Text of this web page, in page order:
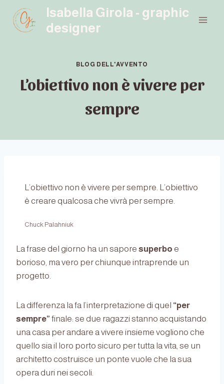
contenuto
Isabella Girola - graphic
designer
BLOG DELL'AVVENTO
L’obiettivo non è vivere per
sempre
L’obiettivo non è vivere per sempre. L’obiettivo
è creare qualcosa che vivrà per sempre.
Chuck Palahniuk
La frase del giorno ha un sapore superbo e
borioso, ma vero per chiunque intraprende un
progetto.
La differenza la fa l’interpretazione di quel “per
sempre” finale: se due ragazzi stanno acquistando
una casa per andare a vivere insieme vogliono che
quello sia il loro porto sicuro per tutta la vita, se un
architetto costruisce un ponte vuole che la sua
opera duri nei secoli.